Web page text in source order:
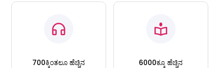
700ಕ್ಕಿಂತಲೂ ಹೆಚ್ಚಿನ
6000ಕ್ಕೂ ಹೆಚ್ಚಿನ